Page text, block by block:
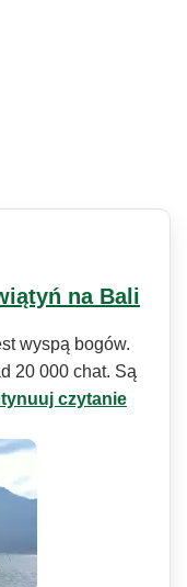
na Bali
wyspą bogów.
20 000 chat. Są
czytanie